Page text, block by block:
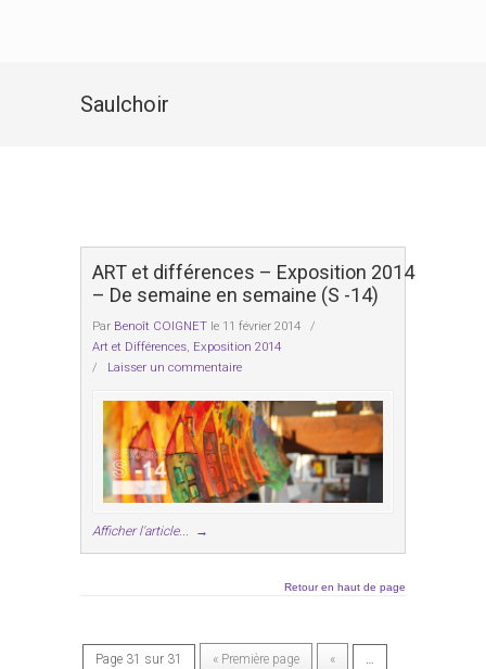
Saulchoir
ART et différences – Exposition 2014
– De semaine en semaine (S -14)
Par Benoît COIGNET le 11 février 2014
/
Art et Différences, Exposition 2014
/ Laisser un commentaire
Afficher l'article... →
Retour en haut de page
Page 31 sur 31 « Première page « …